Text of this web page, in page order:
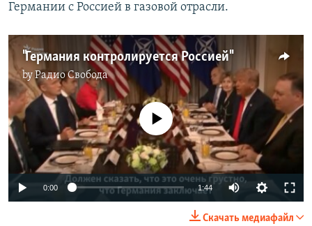
Германии с Россией в газовой отрасли.
"Германия контролируется Россией"
byРадио Свобода
No media source currently available
0:00 1:44
Скачать медиафайл